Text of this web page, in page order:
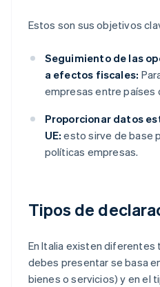
Estos son sus objetivos
Seguimiento de las
a efectos fiscales:
empresas entre países
Proporcionar datos
UE: esto sirve de base
políticas empresas.
Tipos de
En Italia existen
debes presentar se basa
bienes o servicios) y en el